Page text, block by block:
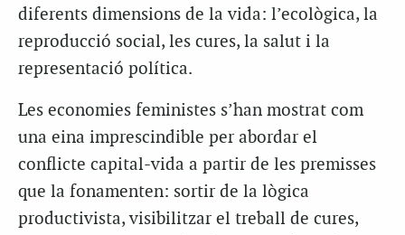
diferents dimensions de la vida: l’ecològica, la
reproducció social, les cures, la salut i la
representació política.
Les economies feministes s’han mostrat com
una eina imprescindible per abordar el
conflicte capital-vida a partir de les premisses
que la fonamenten: sortir de la lògica
productivista, visibilitzar el treball de cures,